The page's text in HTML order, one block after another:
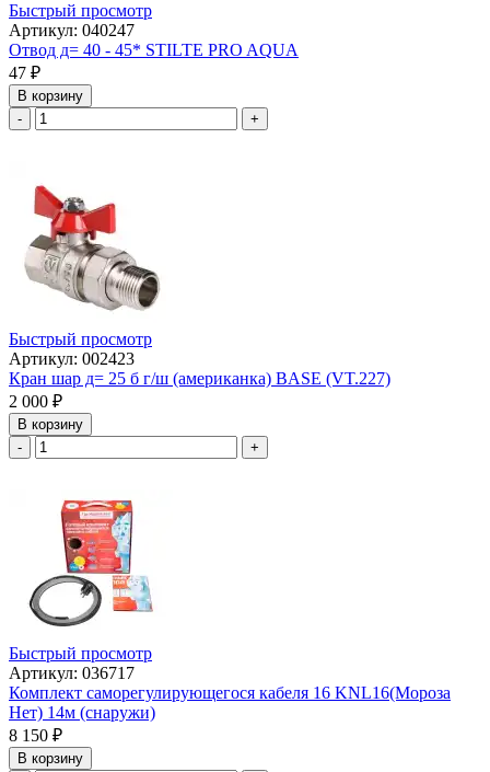
Быстрый просмотр
Артикул: 040247
Отвод д= 40 - 45* STILTE PRO AQUA
47 ₽
В корзину
-
+
Быстрый просмотр
Артикул: 002423
Кран шар д= 25 б г/ш (американка) BASE (VT.227)
2 000 ₽
В корзину
-
+
Быстрый просмотр
Артикул: 036717
Комплект саморегулирующегося кабеля 16 KNL16(Мороза
Нет) 14м (снаружи)
8 150 ₽
В корзину